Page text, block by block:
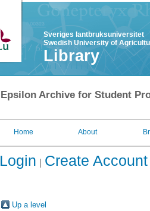
Sveriges lantbruksuniversitet
Swedish University of
Library
Epsilon Archive for Student
Home About
Login Create Account
Up a level